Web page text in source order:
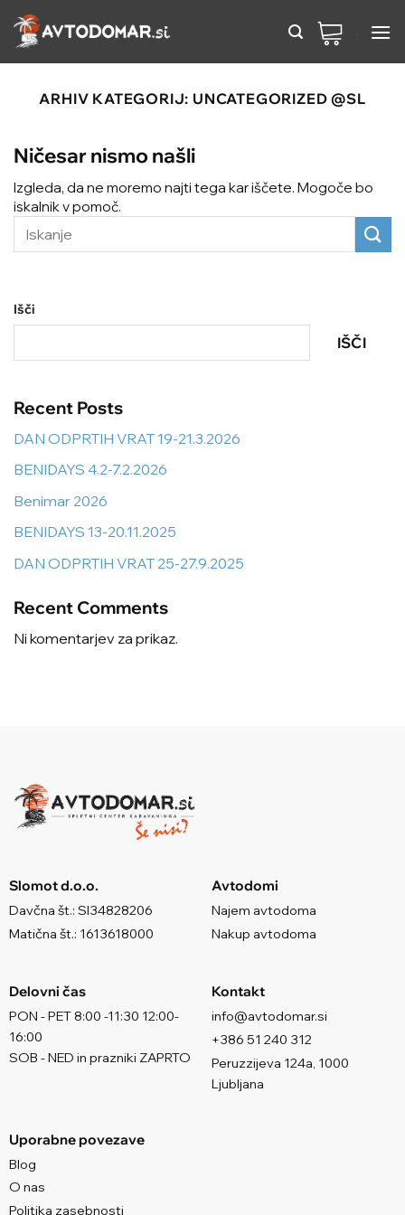
Preskoči
na
ARHIV KATEGORIJ: UNCATEGORIZED @SL
Ničesar nismo našli
Izgleda, da ne moremo najti tega kar iščete. Mogoče bo
iskalnik v pomoč.
Išči
IŠČI
Recent Posts
DAN ODPRTIH VRAT 19-21.3.2026
BENIDAYS 4.2-7.2.2026
Benimar 2026
BENIDAYS 13-20.11.2025
DAN ODPRTIH VRAT 25-27.9.2025
Recent Comments
Ni komentarjev za prikaz.
Slomot d.o.o.
Davčna št.: SI34828206
Matična št.: 1613618000
Avtodomi
Najem avtodoma
Nakup avtodoma
Delovni čas
PON - PET 8:00 -11:30 12:00-
16:00
SOB - NED in prazniki ZAPRTO
Kontakt
info@avtodomar.si
+386 51 240 312
Peruzzijeva 124a, 1000
Ljubljana
Uporabne povezave
Blog
O nas
Politika zasebnosti